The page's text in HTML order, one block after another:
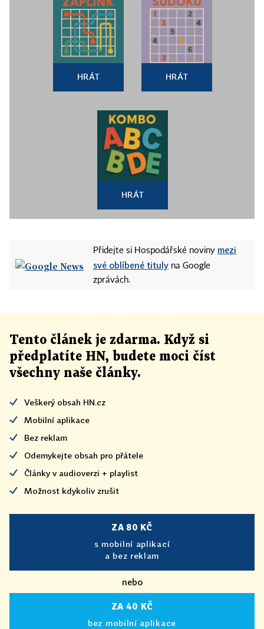
HRÁT HRÁT
HRÁT
Přidejte si Hospodářské noviny mezi
své oblíbené tituly na Google
zprávách.
Tento článek je zdarma. Když si
předplatíte HN, budete moci číst
všechny naše články.
Veškerý obsah HN.cz
Mobilní aplikace
Bez reklam
Odemykejte obsah pro přátele
Články v audioverzi + playlist
Možnost kdykoliv zrušit
ZA 80 KČ
s mobilní aplikací
a bez reklam
nebo
ZA 40 KČ
bez mobilní aplikace